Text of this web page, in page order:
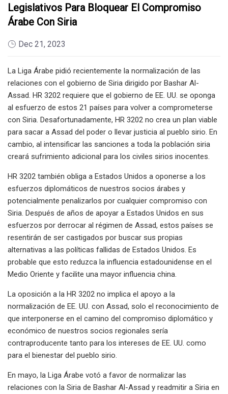
Legislativos Para Bloquear El Compromiso
Árabe Con Siria
Dec 21, 2023
La Liga Árabe pidió recientemente la normalización de las
relaciones con el gobierno de Siria dirigido por Bashar Al-
Assad. HR 3202 requiere que el gobierno de EE. UU. se oponga
al esfuerzo de estos 21 países para volver a comprometerse
con Siria. Desafortunadamente, HR 3202 no crea un plan viable
para sacar a Assad del poder o llevar justicia al pueblo sirio. En
cambio, al intensificar las sanciones a toda la población siria
creará sufrimiento adicional para los civiles sirios inocentes.
HR 3202 también obliga a Estados Unidos a oponerse a los
esfuerzos diplomáticos de nuestros socios árabes y
potencialmente penalizarlos por cualquier compromiso con
Siria. Después de años de apoyar a Estados Unidos en sus
esfuerzos por derrocar al régimen de Assad, estos países se
resentirán de ser castigados por buscar sus propias
alternativas a las políticas fallidas de Estados Unidos. Es
probable que esto reduzca la influencia estadounidense en el
Medio Oriente y facilite una mayor influencia china.
La oposición a la HR 3202 no implica el apoyo a la
normalización de EE. UU. con Assad, solo el reconocimiento de
que interponerse en el camino del compromiso diplomático y
económico de nuestros socios regionales sería
contraproducente tanto para los intereses de EE. UU. como
para el bienestar del pueblo sirio.
En mayo, la Liga Árabe votó a favor de normalizar las
relaciones con la Siria de Bashar Al-Assad y readmitir a Siria en